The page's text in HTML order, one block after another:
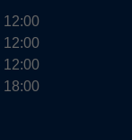
12:00
12:00
12:00
18:00